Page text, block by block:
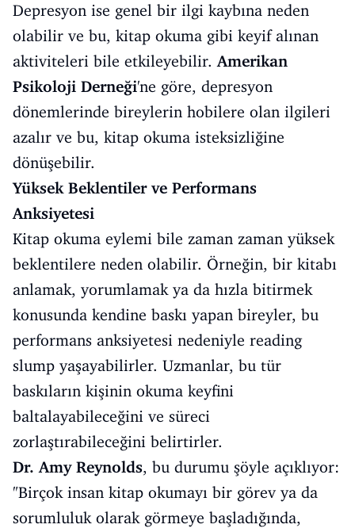
Depresyon ise genel bir ilgi kaybına neden
olabilir ve bu, kitap okuma gibi keyif alınan
aktiviteleri bile etkileyebilir.Amerikan
Psikoloji Derneği'ne göre, depresyon
dönemlerinde bireylerin hobilere olan ilgileri
azalır ve bu, kitap okuma isteksizliğine
dönüşebilir.
Yüksek Beklentiler ve Performans
Anksiyetesi
Kitap okuma eylemi bile zaman zaman yüksek
beklentilere neden olabilir. Örneğin, bir kitabı
anlamak, yorumlamak ya da hızla bitirmek
konusunda kendine baskı yapan bireyler, bu
performans anksiyetesi nedeniyle reading
slump yaşayabilirler. Uzmanlar, bu tür
baskıların kişinin okuma keyfini
baltalayabileceğini ve süreci
zorlaştırabileceğini belirtirler.
Dr. Amy Reynolds, bu durumu şöyle açıklıyor:
"Birçok insan kitap okumayı bir görev ya da
sorumluluk olarak görmeye başladığında,